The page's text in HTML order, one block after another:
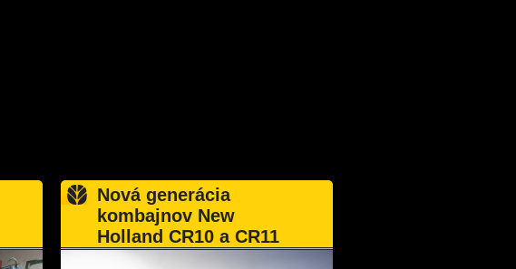
Nová generácia
kombajnov New
Holland CR10 a CR11